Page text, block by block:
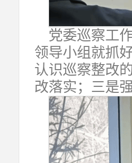
党委巡察工
领导小组就抓
认识巡察整改
改落实；三是